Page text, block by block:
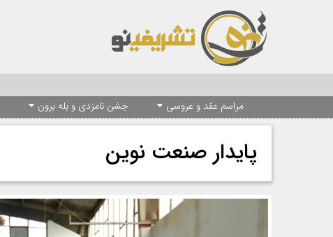
مراسم عقد و عروسی
جشن نامزدی و بله برون
پایدار صنعت نوین